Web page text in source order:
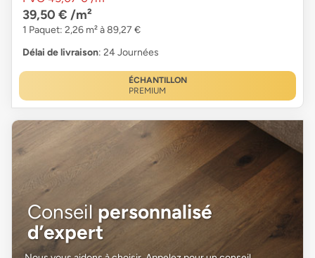
39,50 € /m²
1 Paquet: 2,26 m² à 89,27 €
Délai de livraison: 24 Journées
ÉCHANTILLON
PREMIUM
Conseil personnalisé
d’expert